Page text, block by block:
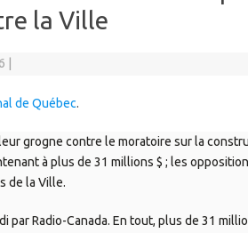
la Ville
de Québec.
grogne contre le moratoire sur la
à plus de 31 millions $ ; les
de la Ville.
par Radio-Canada. En tout, plus de 31